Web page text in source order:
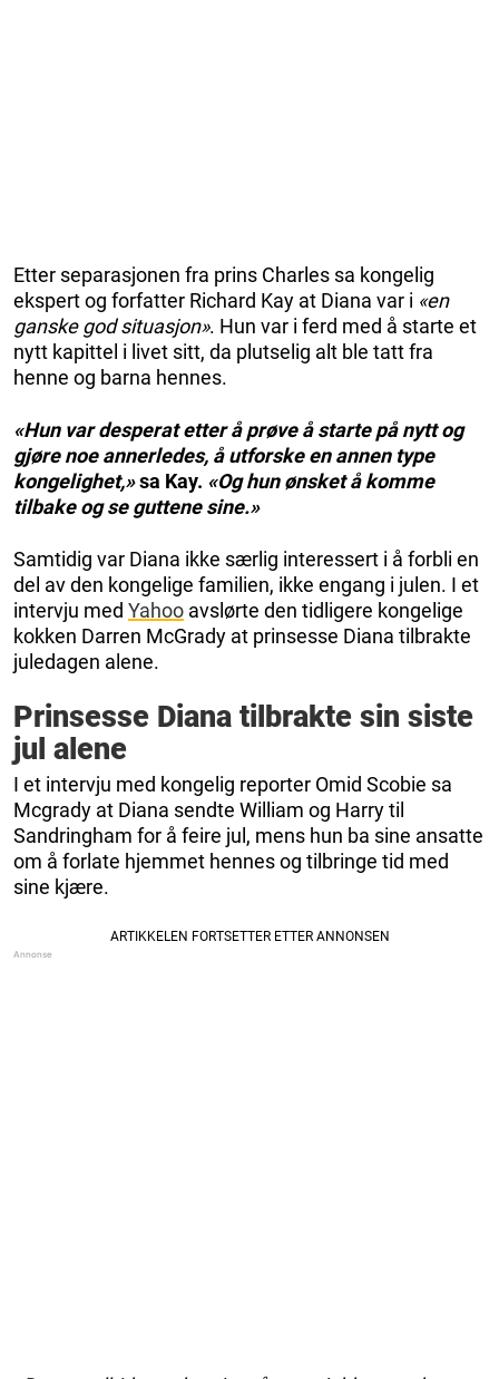
Etter separasjonen fra prins Charles sa kongelig
ekspert og forfatter Richard Kay at Diana var i «en
ganske god situasjon». Hun var i ferd med å starte et
nytt kapittel i livet sitt, da plutselig alt ble tatt fra
henne og barna hennes.
«Hun var desperat etter å prøve å starte på nytt og
gjøre noe annerledes, å utforske en annen type
kongelighet,»sa Kay. «Og hun ønsket å komme
tilbake og se guttene sine.»
Samtidig var Diana ikke særlig interessert i å forbli en
del av den kongelige familien, ikke engang i julen. I et
intervju med Yahoo avslørte den tidligere kongelige
kokken Darren McGrady at prinsesse Diana tilbrakte
juledagen alene.
Prinsesse Diana tilbrakte sin siste
jul alene
I et intervju med kongelig reporter Omid Scobie sa
Mcgrady at Diana sendte William og Harry til
Sandringham for å feire jul, mens hun ba sine ansatte
om å forlate hjemmet hennes og tilbringe tid med
sine kjære.